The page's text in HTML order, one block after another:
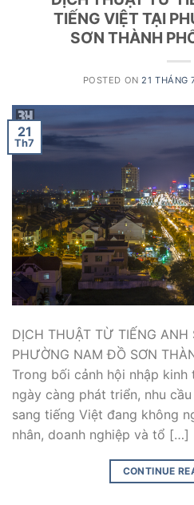
TIẾNG VIỆT TẠI
SƠN THÀNH
POSTED ON21 THÁNG
21
Th7
DỊCH THUẬT TỪ TIẾNG ANH
PHƯỜNG NAM ĐỒ SƠN
Trong bối cảnh hội nhập
ngày càng phát triển, nhu
sang tiếng Việt đang không
nhân, doanh nghiệp và tổ […]
CONTINUE